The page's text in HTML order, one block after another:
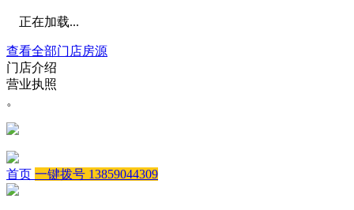
正在加载...
查看全部门店房源
门店介绍
营业执照
。
首页 一键拨号 13859044309